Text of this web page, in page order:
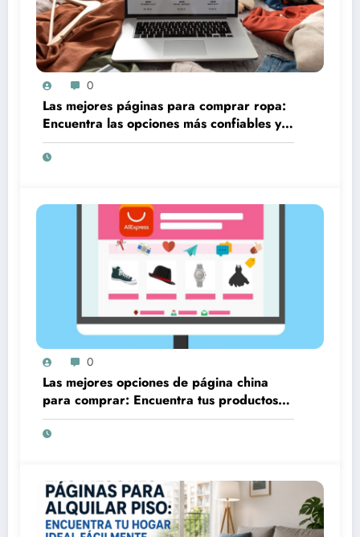
0
Las mejores páginas para comprar ropa:
Encuentra las opciones más confiables y
accesibles en línea
0
Las mejores opciones de página china
para comprar: Encuentra tus productos
favoritos a precios increíbles